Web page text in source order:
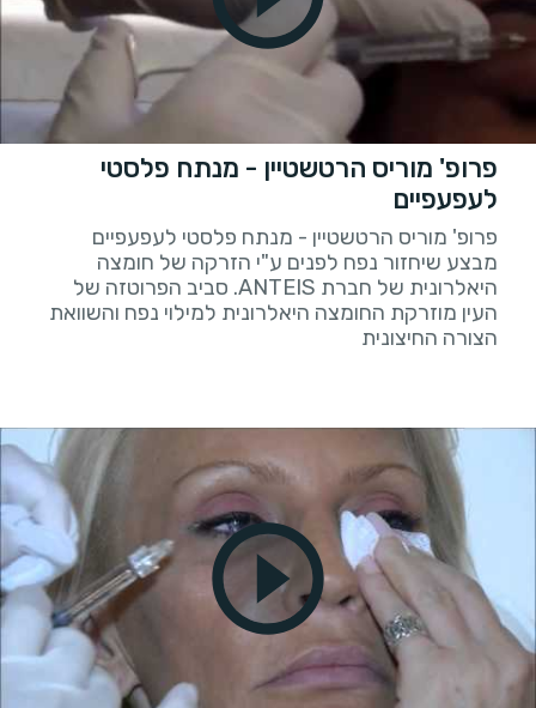
פרופ' מוריס הרטשטיין - מנתח פלסטי
לעפעפיים
פרופ' מוריס הרטשטיין - מנתח פלסטי לעפעפיים
מבצע שיחזור נפח לפנים ע"י הזרקה של חומצה
היאלרונית של חברת ANTEIS. סביב הפרוטזה של
העין מוזרקת החומצה היאלרונית למילוי נפח והשוואת
הצורה החיצונית